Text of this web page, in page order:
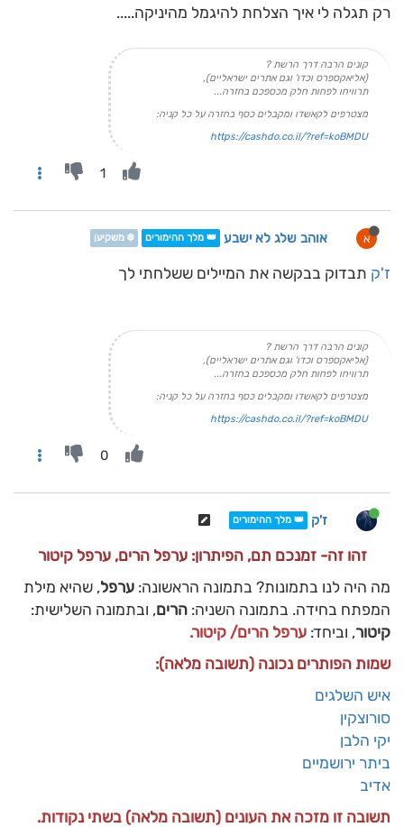
רק תגלה לי איך הצלחת להיגמל מהיניקה.....
קונים הרבה דרך הרשת ?
(אליאקספרס וכדו' וגם אתרים ישראליים),
תרוויחו לפחות חלק מכספכם בחזרה...
מצטרפים לקאשדו ומקבלים כסף בחזרה על כל קניה:
https://cashdo.co.il/?ref=koBMDU
1
א אוהב שלג לא ישבע 👑 מלך ההימורים ❄️ משקיען
ז'ק תבדוק בבקשה את המיילים ששלחתי לך
קונים הרבה דרך הרשת ?
(אליאקספרס וכדו' וגם אתרים ישראליים),
תרוויחו לפחות חלק מכספכם בחזרה...
מצטרפים לקאשדו ומקבלים כסף בחזרה על כל קניה:
https://cashdo.co.il/?ref=koBMDU
0
ז'ק 👑 מלך ההימורים
זהו זה- זמנכם תם, הפיתרון: ערפל הרים, ערפל קיטור
מה היה לנו בתמונות? בתמונה הראשונה: ערפל, שהיא מילת
המפתח בחידה. בתמונה השניה: הרים, ובתמונה השלישית:
קיטור, וביחד: ערפל הרים/ קיטור.
שמות הפותרים נכונה (תשובה מלאה):
איש השלגים
סורוצקין
יקי הלבן
ביתר ירושמיים
אדיב
תשובה זו מזכה את העונים (תשובה מלאה) בשתי נקודות.